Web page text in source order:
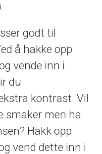
godt til
å hakke opp
vende inn i
du
kontrast. Vil
smaker men ha
Hakk opp
vend dette inn i